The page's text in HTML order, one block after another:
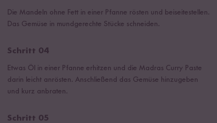
Die Mandeln ohne Fett in einer Pfanne rösten und beiseitestellen.
Das Gemüse in mundgerechte Stücke schneiden.
Schritt 04
Etwas Öl in einer Pfanne erhitzen und die Madras Curry Paste
darin leicht anrösten. Anschließend das Gemüse hinzugeben
und kurz anbraten.
Schritt 05